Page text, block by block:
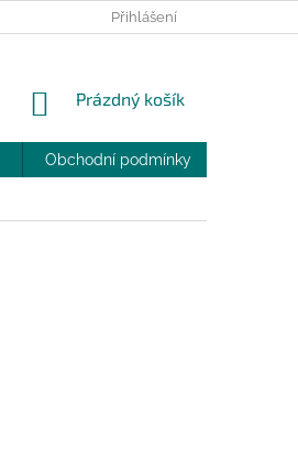
MOJE OBJEDNÁVKA
Přihlášení
NÁKUPNÍ
Prázdný košík
Obchodní podmínky